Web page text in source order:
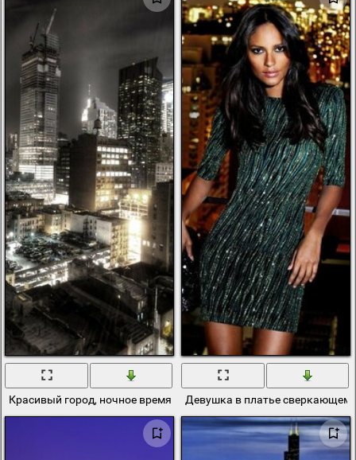
Красивый город, ночное время Девушка в платье сверкающем